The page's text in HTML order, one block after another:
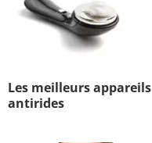
Les meilleurs appareils
antirides